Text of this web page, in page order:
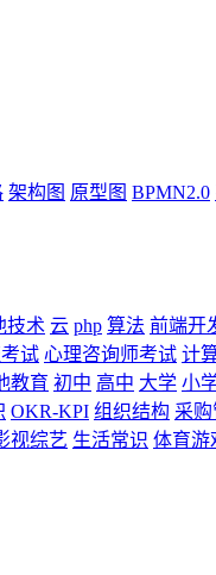
架构图 原型图 BPMN2.0
技术 云 php 算法 前端开
试 心理咨询师考试 计
教育 初中 高中 大学 小
OKR-KPI 组织结构 采
视综艺 生活常识 体育游